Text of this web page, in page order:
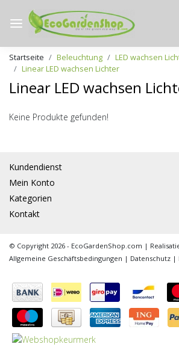
Startseite Beleuchtung
LED wachsen
Linear LED wachsen Lichter
Linear LED wachsen
Keine Produkte gefunden!
Kundendienst
Mein Konto
Kategorien
Kontakt
© Copyright 2026 - EcoGardenShop.com |
Allgemeine Geschäftsbedingungen | Datenschutz |